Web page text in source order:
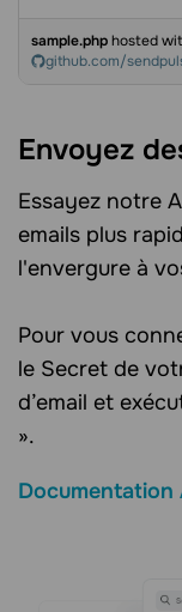
sample.phphosted
github.com/
Envoyez
Essayez notre
emails plus
l'envergure à
Pour vous
le Secret de
d’email et
».
Documentation